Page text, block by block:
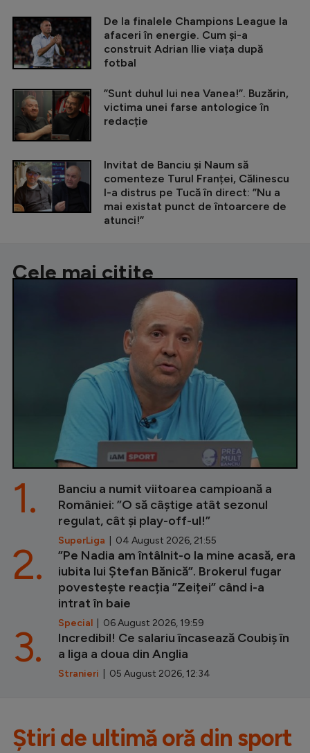
De la finalele Champions League la
afaceri în energie. Cum și-a
construit Adrian Ilie viața după
fotbal
”Sunt duhul lui nea Vanea!”. Buzărin,
victima unei farse antologice în
redacție
Invitat de Banciu și Naum să
comenteze Turul Franței, Călinescu
l-a distrus pe Tucă în direct: ”Nu a
mai existat punct de întoarcere de
atunci!”
Cele mai citite
Banciu a numit viitoarea campioană a
României: ”O să câștige atât sezonul
regulat, cât și play-off-ul!”
SuperLiga | 04 August 2026, 21:55
1.
”Pe Nadia am întâlnit-o la mine acasă, era
iubita lui Ștefan Bănică”. Brokerul fugar
povestește reacția ”Zeiței” când i-a
intrat în baie
Special | 06 August 2026, 19:59
2.
Incredibil! Ce salariu încasează Coubiș în
a liga a doua din Anglia
Stranieri | 05 August 2026, 12:34
3.
Știri de ultimă oră din sport